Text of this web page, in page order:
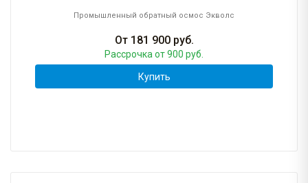
Промышленный обратный осмос Экволс
От 181 900руб.
Рассрочкаот 900 руб.
Купить